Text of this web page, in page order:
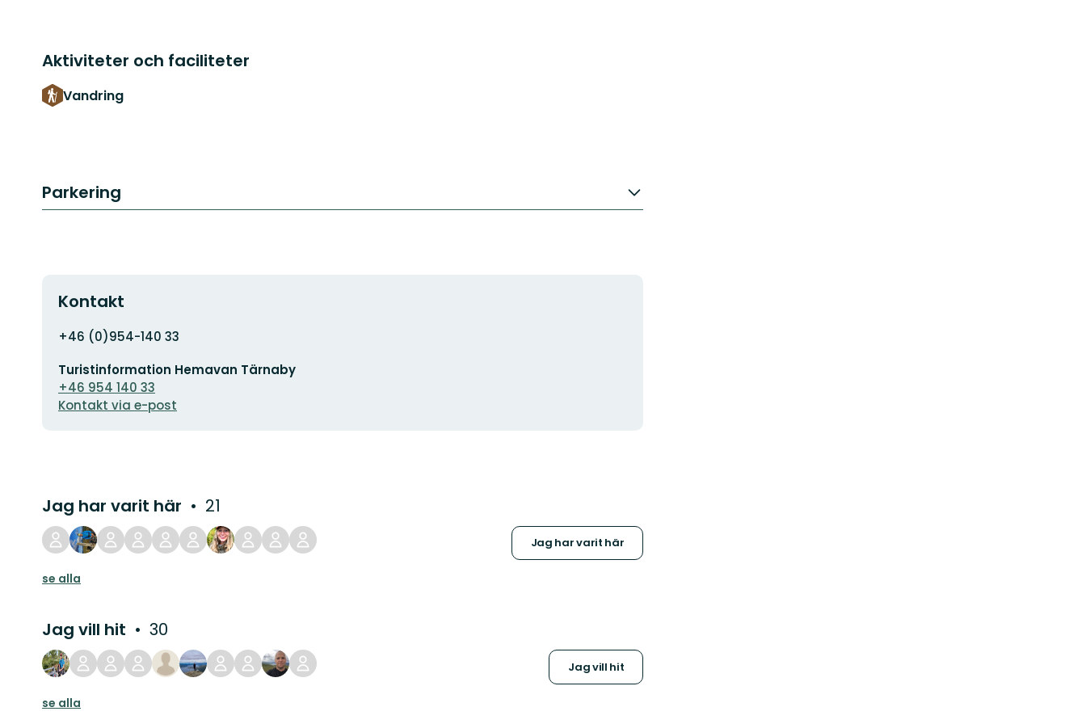
Aktiviteter och faciliteter
Vandring
Parkering
Kontakt
Adress
+46 (0)954-140 33
postadress
Turistinformation Hemavan Tärnaby
+46 954 140 33
Kontakt via e-post
Jag har varit här 21
Jag har varit här
se alla
Jag vill hit 30
Jag vill hit
se alla